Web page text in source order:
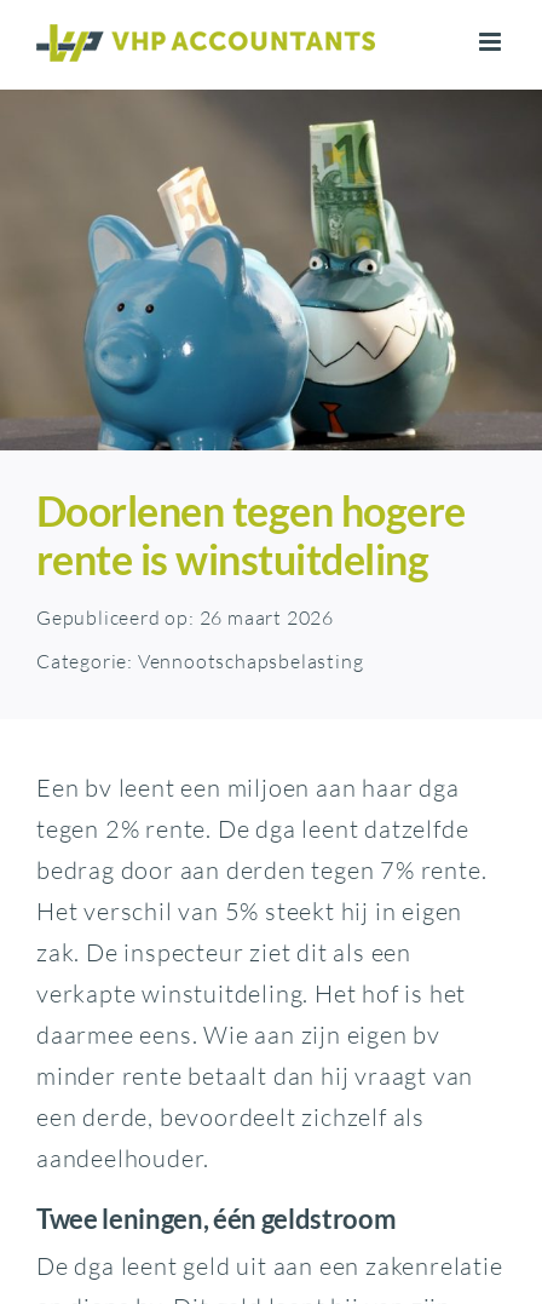
naar
Doorlenen tegen hogere
rente is winstuitdeling
Gepubliceerd op: 26 maart 2026
Categorie: Vennootschapsbelasting
Een bv leent een miljoen aan haar dga
tegen 2% rente. De dga leent datzelfde
bedrag door aan derden tegen 7% rente.
Het verschil van 5% steekt hij in eigen
zak. De inspecteur ziet dit als een
verkapte winstuitdeling. Het hof is het
daarmee eens. Wie aan zijn eigen bv
minder rente betaalt dan hij vraagt van
een derde, bevoordeelt zichzelf als
aandeelhouder.
Twee leningen, één geldstroom
De dga leent geld uit aan een zakenrelatie